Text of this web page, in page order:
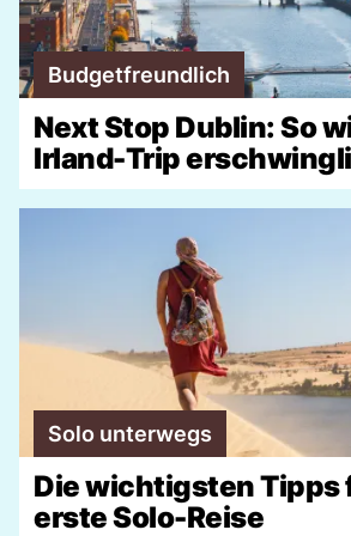
Budgetfreundlich
Next Stop Dublin: So
Irland-Trip
Solo unterwegs
Die wichtigsten Tipps
erste Solo-Reise